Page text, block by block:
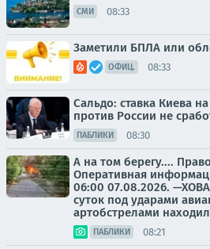
СМИ 08:33
Заметили БПЛА или
ОФИЦ. 08:33
Сальдо: ставка Киева
против России не
ПАБЛИКИ 08:30
А на том берегу....
Оперативная
06:00 07.08.2026.
суток под ударами
артобстрелами
ПАБЛИКИ 08:21